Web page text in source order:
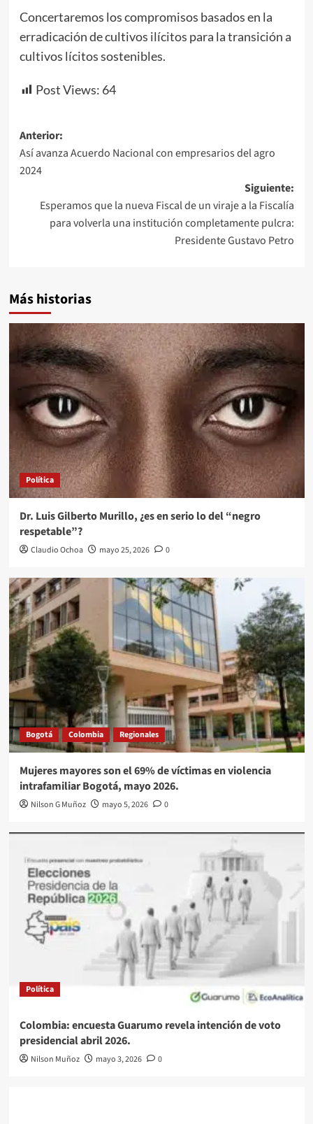
Concertaremos los compromisos basados en la
erradicación de cultivos ilícitos para la transición a
cultivos lícitos sostenibles.
Post Views: 64
Navegación
de
entradas
Anterior:
Así avanza Acuerdo Nacional con empresarios del agro
2024
Siguiente:
Esperamos que la nueva Fiscal de un viraje a la Fiscalía
para volverla una institución completamente pulcra:
Presidente Gustavo Petro
Más historias
Política
Dr. Luis Gilberto Murillo, ¿es en serio lo del “negro
respetable”?
Claudio Ochoa mayo 25, 2026 0
Bogotá Colombia Regionales
Mujeres mayores son el 69% de víctimas en violencia
intrafamiliar Bogotá, mayo 2026.
Nilson G Muñoz mayo 5, 2026 0
Política
Colombia: encuesta Guarumo revela intención de voto
presidencial abril 2026.
Nilson Muñoz mayo 3, 2026 0